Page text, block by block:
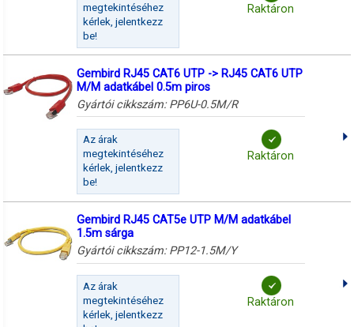
megtekintéséhez
kérlek, jelentkezz
be!
Raktáron
Gembird RJ45 CAT6 UTP -> RJ45 CAT6 UTP
M/M adatkábel 0.5m piros
Gyártói cikkszám: PP6U-0.5M/R
Az árak
megtekintéséhez
kérlek, jelentkezz
be!
Raktáron
Gembird RJ45 CAT5e UTP M/M adatkábel
1.5m sárga
Gyártói cikkszám: PP12-1.5M/Y
Az árak
megtekintéséhez
kérlek, jelentkezz
Raktáron